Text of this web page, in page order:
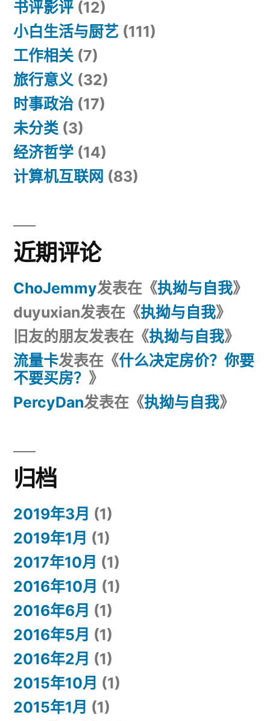
书评影评 (12)
小白生活与厨艺 (111)
工作相关 (7)
旅行意义 (32)
时事政治 (17)
未分类 (3)
经济哲学 (14)
计算机互联网 (83)
近期评论
ChoJemmy发表在《执拗与自我》
duyuxian发表在《执拗与自我》
旧友的朋友发表在《执拗与自我》
流量卡发表在《什么决定房价？你要
不要买房？ 》
PercyDan发表在《执拗与自我》
归档
2019年3月 (1)
2019年1月 (1)
2017年10月 (1)
2016年10月 (1)
2016年6月 (1)
2016年5月 (1)
2016年2月 (1)
2015年10月 (1)
2015年1月 (1)